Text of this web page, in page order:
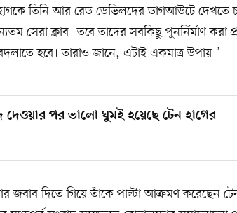
তিনি আর রেড ডেভিলদের ডাগআউটে দেখতে
সেরা ক্লাব। তবে তাদের সবকিছু পুনর্নির্মাণ
হবে। তারাও জানে, এটাই একমাত্র উপায়।’
পর ভালো ঘুমই হয়েছে টেন হাগের
দিতে গিয়ে তাঁকে পাল্টা আক্রমণ করেছেন